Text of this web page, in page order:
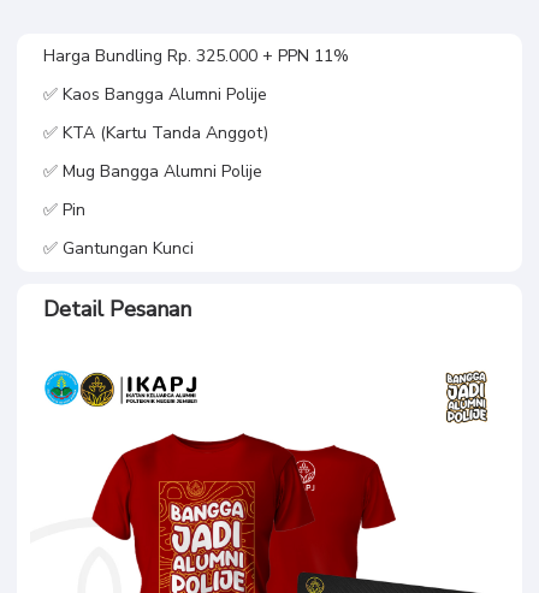
Harga Bundling Rp. 325.000 + PPN 11%
✅ Kaos Bangga Alumni Polije
✅ KTA (Kartu Tanda Anggot)
✅ Mug Bangga Alumni Polije
✅ Pin
✅ Gantungan Kunci
Detail Pesanan